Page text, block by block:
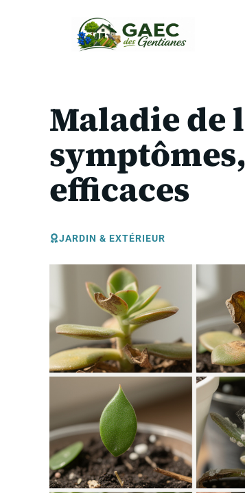
Maladie de
efficaces
JARDIN & EXTÉRIEUR